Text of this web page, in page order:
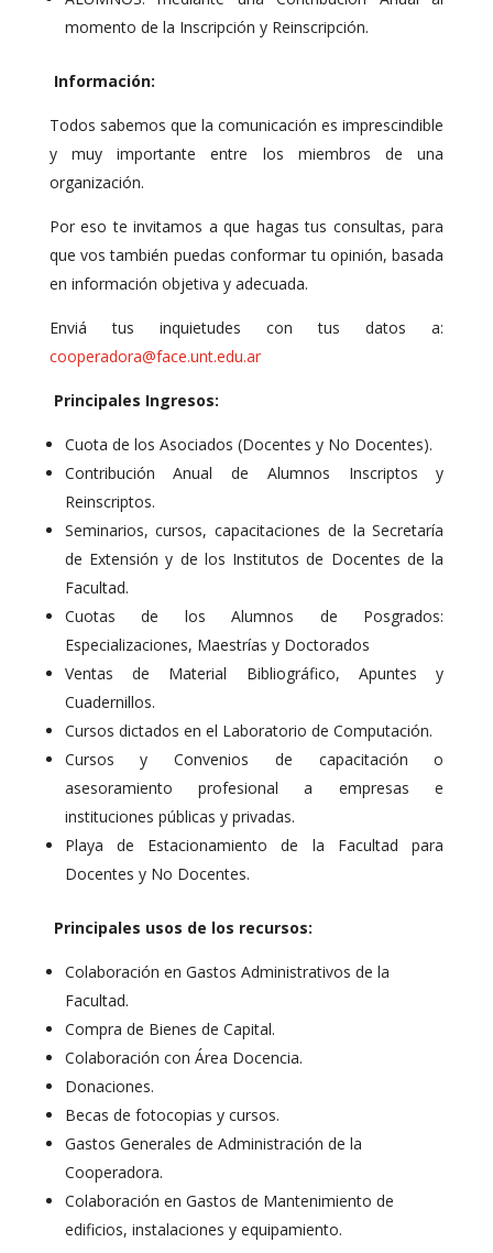
momento de la Inscripción y Reinscripción.
Información:
Todos sabemos que la comunicación es imprescindible
y muy importante entre los miembros de una
organización.
Por eso te invitamos a que hagas tus consultas, para
que vos también puedas conformar tu opinión, basada
en información objetiva y adecuada.
Enviá tus inquietudes con tus datos a:
cooperadora@face.unt.edu.ar
Principales Ingresos:
Cuota de los Asociados (Docentes y No Docentes).
Contribución Anual de Alumnos Inscriptos y
Reinscriptos.
Seminarios, cursos, capacitaciones de la Secretaría
de Extensión y de los Institutos de Docentes de la
Facultad.
Cuotas de los Alumnos de Posgrados:
Especializaciones, Maestrías y Doctorados
Ventas de Material Bibliográfico, Apuntes y
Cuadernillos.
Cursos dictados en el Laboratorio de Computación.
Cursos y Convenios de capacitación o
asesoramiento profesional a empresas e
instituciones públicas y privadas.
Playa de Estacionamiento de la Facultad para
Docentes y No Docentes.
Principales usos de los recursos:
Colaboración en Gastos Administrativos de la
Facultad.
Compra de Bienes de Capital.
Colaboración con Área Docencia.
Donaciones.
Becas de fotocopias y cursos.
Gastos Generales de Administración de la
Cooperadora.
Colaboración en Gastos de Mantenimiento de
edificios, instalaciones y equipamiento.